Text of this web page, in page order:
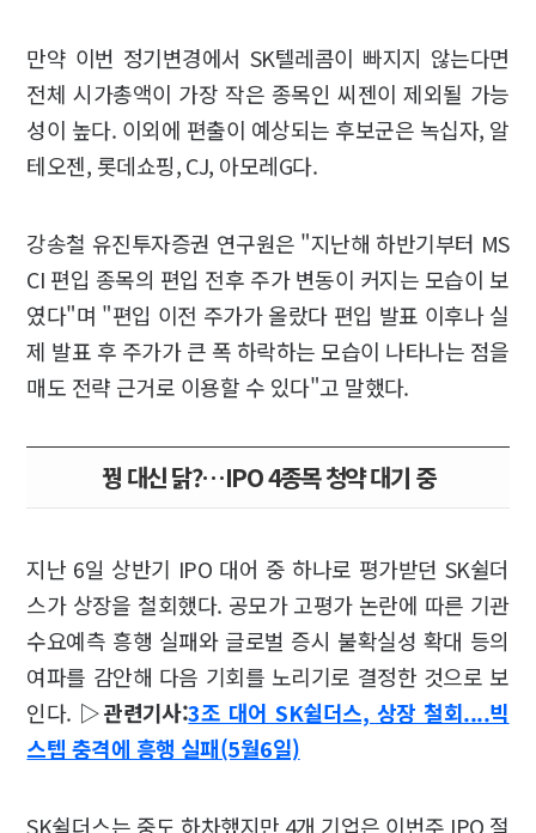
만약 이번 정기변경에서 SK텔레콤이 빠지지 않는다면
전체 시가총액이 가장 작은 종목인 씨젠이 제외될 가능
성이 높다. 이외에 편출이 예상되는 후보군은 녹십자, 알
테오젠, 롯데쇼핑, CJ, 아모레G다.
강송철 유진투자증권 연구원은 "지난해 하반기부터 MS
CI 편입 종목의 편입 전후 주가 변동이 커지는 모습이 보
였다"며 "편입 이전 주가가 올랐다 편입 발표 이후나 실
제 발표 후 주가가 큰 폭 하락하는 모습이 나타나는 점을
매도 전략 근거로 이용할 수 있다"고 말했다.
꿩 대신 닭?…IPO 4종목 청약 대기 중
지난 6일 상반기 IPO 대어 중 하나로 평가받던 SK쉴더
스가 상장을 철회했다. 공모가 고평가 논란에 따른 기관
수요예측 흥행 실패와 글로벌 증시 불확실성 확대 등의
여파를 감안해 다음 기회를 노리기로 결정한 것으로 보
인다. ▷관련기사:3조 대어 SK쉴더스, 상장 철회....빅
스텝 충격에 흥행 실패(5월6일)
SK쉴더스는 중도 하차했지만 4개 기업은 이번주 IPO 절